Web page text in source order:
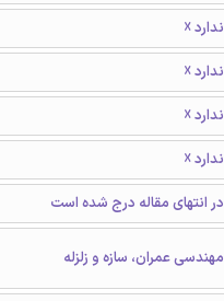
ندارد ☓
ندارد ☓
ندارد ☓
ندارد ☓
در انتهای مقاله درج شده است
مهندسی عمران، سازه و زلزله